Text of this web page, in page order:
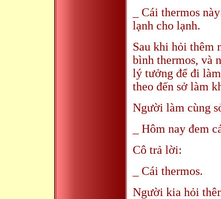
_ Cái thermos
lạnh cho lạnh.
Sau khi hỏi thêm
bình thermos, và
lý tưởng để đi
theo đến sở làm
Người làm cùng
_ Hôm nay đem
Cô trả lời:
_ Cái thermos.
Người kia hỏi